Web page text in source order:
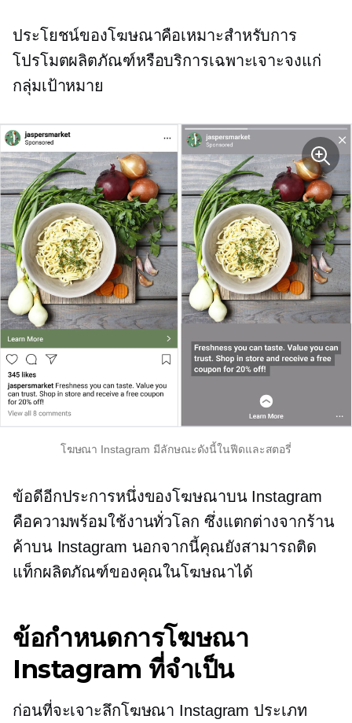
ประโยชน์ของโฆษณาคือเหมาะสำหรับการ
โปรโมตผลิตภัณฑ์หรือบริการเฉพาะเจาะจงแก่
กลุ่มเป้าหมาย
โฆษณา Instagram มีลักษณะดังนี้ในฟีดและสตอรี่
ข้อดีอีกประการหนึ่งของโฆษณาบน Instagram
คือความพร้อมใช้งานทั่วโลก ซึ่งแตกต่างจากร้าน
ค้าบน Instagram นอกจากนี้คุณยังสามารถติด
แท็กผลิตภัณฑ์ของคุณในโฆษณาได้
ข้อกำหนดการโฆษณา
Instagram ที่จำเป็น
ก่อนที่จะเจาะลึกโฆษณา Instagram ประเภท